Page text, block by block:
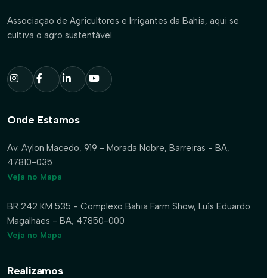
Associação de Agricultores e Irrigantes da Bahia, aqui se
cultiva o agro sustentável.
Onde Estamos
Av. Aylon Macedo, 919 - Morada Nobre, Barreiras - BA,
47810-035
Veja no Mapa
BR 242 KM 535 - Complexo Bahia Farm Show, Luís Eduardo
Magalhães - BA, 47850-000
Veja no Mapa
Realizamos